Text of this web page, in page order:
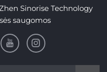
Sinorise Technology
saugomos